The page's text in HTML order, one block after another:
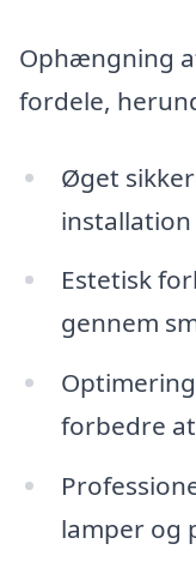
Ophængning
fordele,
Øget
Estetisk
gennem
forbedre
lamper og